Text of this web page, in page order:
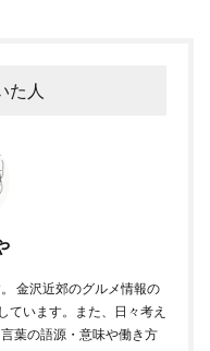
た人
金沢近郊のグルメ情報の
ています。また、日々考え
葉の語源・意味や働き方